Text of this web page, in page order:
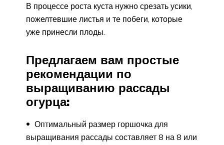
В процессе роста куста нужно срезать усики,
пожелтевшие листья и те побеги, которые
уже принесли плоды.
Предлагаем вам простые
рекомендации по
выращиванию рассады
огурца:
Оптимальный размер горшочка для
выращивания рассады составляет 8 на 8 или